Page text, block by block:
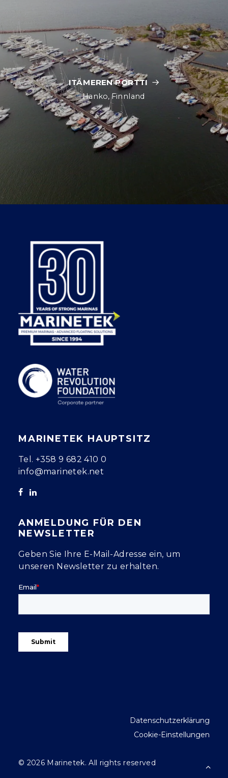
ITÄMEREN PORTTI
Hanko, Finnland
MARINETEK HAUPTSITZ
Tel. +358 9 682 410 0
info@marinetek.net
ANMELDUNG FÜR DEN
NEWSLETTER
Geben Sie Ihre E-Mail-Adresse ein, um
unseren Newsletter zu erhalten.
© 2026 Marinetek.All rights reserved
Datenschutzerklärung
Cookie-Einstellungen